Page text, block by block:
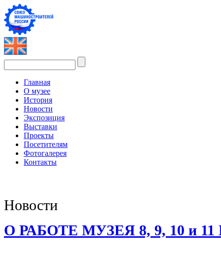
Главная
О музее
История
Новости
Экспозиция
Выставки
Проекты
Посетителям
Фотогалерея
Контакты
Новости
О РАБОТЕ МУЗЕЯ 8, 9, 10 и